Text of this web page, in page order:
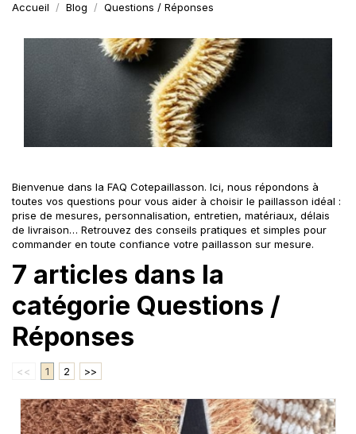
Accueil Blog Questions / Réponses
Bienvenue dans la FAQ Cotepaillasson. Ici, nous répondons à
toutes vos questions pour vous aider à choisir le paillasson idéal :
prise de mesures, personnalisation, entretien, matériaux, délais
de livraison… Retrouvez des conseils pratiques et simples pour
commander en toute confiance votre paillasson sur mesure.
7 articles dans la
catégorie Questions /
Réponses
<< 1 2 >>